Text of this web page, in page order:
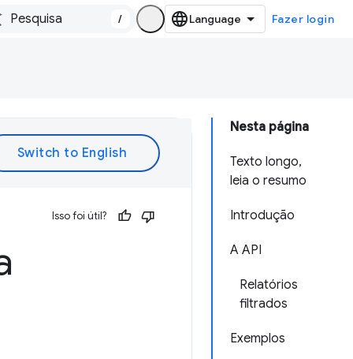
/ Fazer login
Nesta página
Texto longo,
leia o resumo
Introdução
A API
Relatórios
filtrados
Exemplos
Isso foi útil?